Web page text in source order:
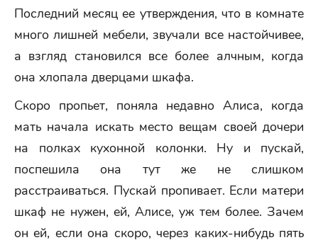
Последний месяц ее утверждения, что в комнате
много лишней мебели, звучали все настойчивее,
а взгляд становился все более алчным, когда
она хлопала дверцами шкафа.
Скоро пропьет, поняла недавно Алиса, когда
мать начала искать место вещам своей дочери
на полках кухонной колонки. Ну и пускай,
поспешила она тут же не слишком
расстраиваться. Пускай пропивает. Если матери
шкаф не нужен, ей, Алисе, уж тем более. Зачем
он ей, если она скоро, через каких-нибудь пять